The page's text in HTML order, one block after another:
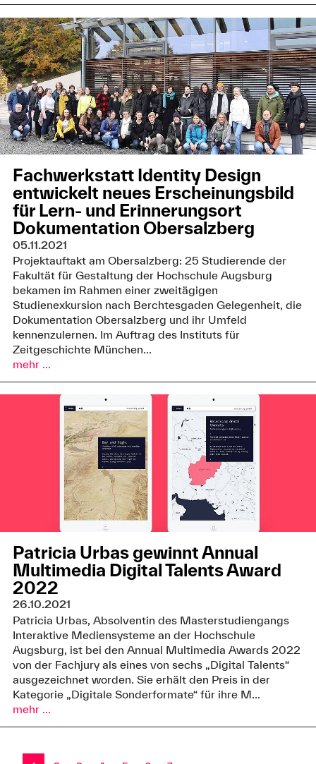
Fachwerkstatt Identity Design
entwickelt neues Erscheinungsbild
für Lern- und Erinnerungsort
Dokumentation Obersalzberg
05.11.2021
Projektauftakt am Obersalzberg: 25 Studierende der
Fakultät für Gestaltung der Hochschule Augsburg
bekamen im Rahmen einer zweitägigen
Studienexkursion nach Berchtesgaden Gelegenheit, die
Dokumentation Obersalzberg und ihr Umfeld
kennenzulernen. Im Auftrag des Instituts für
Zeitgeschichte München...
mehr ...
Patricia Urbas gewinnt Annual
Multimedia Digital Talents Award
2022
26.10.2021
Patricia Urbas, Absolventin des Masterstudiengangs
Interaktive Mediensysteme an der Hochschule
Augsburg, ist bei den Annual Multimedia Awards 2022
von der Fachjury als eines von sechs „Digital Talents“
ausgezeichnet worden. Sie erhält den Preis in der
Kategorie „Digitale Sonderformate“ für ihre M...
mehr ...